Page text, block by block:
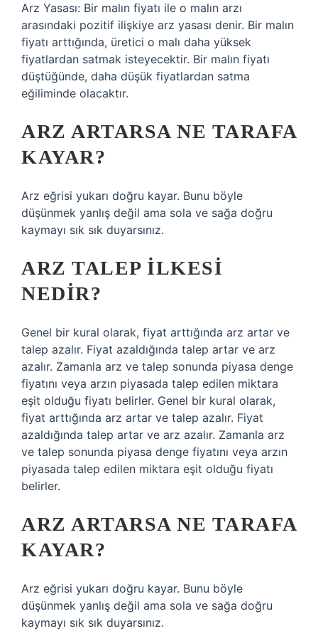
Arz Yasası: Bir malın fiyatı ile o malın arzı
arasındaki pozitif ilişkiye arz yasası denir. Bir malın
fiyatı arttığında, üretici o malı daha yüksek
fiyatlardan satmak isteyecektir. Bir malın fiyatı
düştüğünde, daha düşük fiyatlardan satma
eğiliminde olacaktır.
ARZ ARTARSA NE TARAFA
KAYAR?
Arz eğrisi yukarı doğru kayar. Bunu böyle
düşünmek yanlış değil ama sola ve sağa doğru
kaymayı sık sık duyarsınız.
ARZ TALEP ILKESI
NEDIR?
Genel bir kural olarak, fiyat arttığında arz artar ve
talep azalır. Fiyat azaldığında talep artar ve arz
azalır. Zamanla arz ve talep sonunda piyasa denge
fiyatını veya arzın piyasada talep edilen miktara
eşit olduğu fiyatı belirler. Genel bir kural olarak,
fiyat arttığında arz artar ve talep azalır. Fiyat
azaldığında talep artar ve arz azalır. Zamanla arz
ve talep sonunda piyasa denge fiyatını veya arzın
piyasada talep edilen miktara eşit olduğu fiyatı
belirler.
ARZ ARTARSA NE TARAFA
KAYAR?
Arz eğrisi yukarı doğru kayar. Bunu böyle
düşünmek yanlış değil ama sola ve sağa doğru
kaymayı sık sık duyarsınız.